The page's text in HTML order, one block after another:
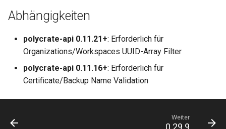
Abhängigkeiten
polycrate-api 0.11.21+: Erforderlich für
Organizations/Workspaces UUID-Array Filter
polycrate-api 0.11.16+: Erforderlich für
Certificate/Backup Name Validation
Weiter
0.29.9